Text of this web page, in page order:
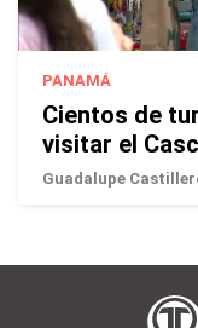
PANAMÁ
Cientos de
visitar el
Guadalupe